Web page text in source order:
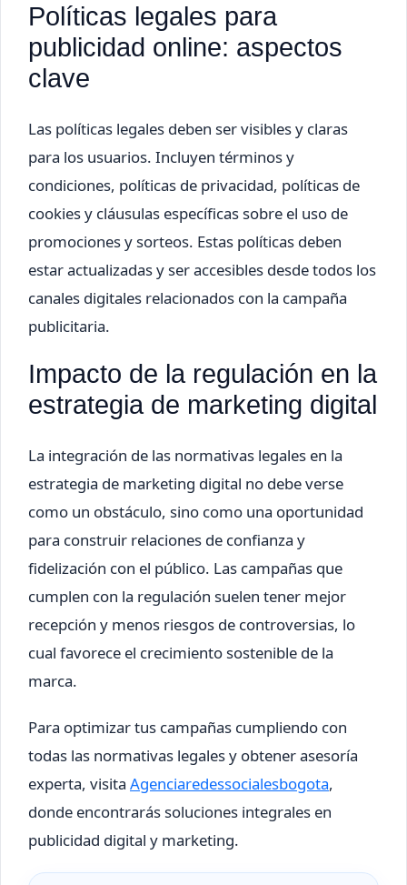
Políticas legales para
publicidad online: aspectos
clave
Las políticas legales deben ser visibles y claras
para los usuarios. Incluyen términos y
condiciones, políticas de privacidad, políticas de
cookies y cláusulas específicas sobre el uso de
promociones y sorteos. Estas políticas deben
estar actualizadas y ser accesibles desde todos los
canales digitales relacionados con la campaña
publicitaria.
Impacto de la regulación en la
estrategia de marketing digital
La integración de las normativas legales en la
estrategia de marketing digital no debe verse
como un obstáculo, sino como una oportunidad
para construir relaciones de confianza y
fidelización con el público. Las campañas que
cumplen con la regulación suelen tener mejor
recepción y menos riesgos de controversias, lo
cual favorece el crecimiento sostenible de la
marca.
Para optimizar tus campañas cumpliendo con
todas las normativas legales y obtener asesoría
experta, visita Agenciaredessocialesbogota,
donde encontrarás soluciones integrales en
publicidad digital y marketing.